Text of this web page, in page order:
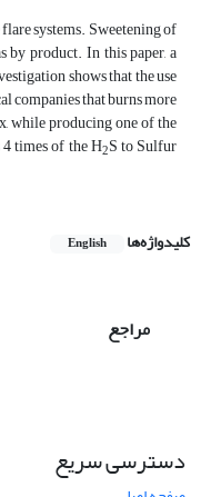
systems. Sweetening of
by product. In this paper, a
shows that the use
companies that burns more
while producing one of the
times of the H2S to Sulfur
کلیدواژه‌ها English
مراجع
دسترسی سریع